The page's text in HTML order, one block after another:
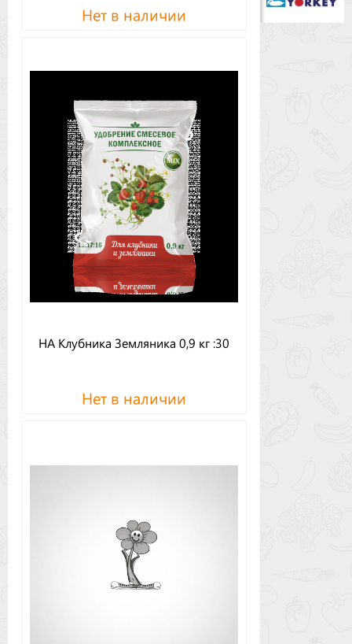
Нет в наличии
НА Клубника Земляника 0,9 кг :30
Нет в наличии